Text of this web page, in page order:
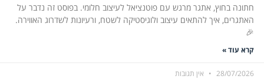
חתונה בחוץ, אתגר מרגש עם פוטנציאל לעיצוב חלומי. בפוסט זה נדבר על
האתגרים, איך להתאים עיצוב ולוגיסטיקה לשטח, ורעיונות לשדרוג האווירה.
🎉
קרא עוד »
28/07/2026 אין תגובות